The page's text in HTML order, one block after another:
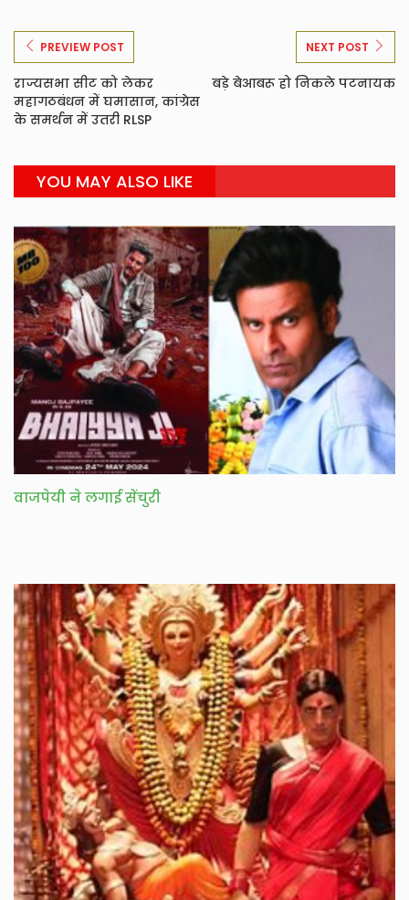
PREVIEW POST
राज्यसभा सीट को लेकर
महागठबंधन में घमासान, कांग्रेस
के समर्थन में उतरी RLSP
NEXT POST
बड़े बेआबरू हो निकले पटनायक
YOU MAY ALSO LIKE
वाजपेयी ने लगाई सेंचुरी